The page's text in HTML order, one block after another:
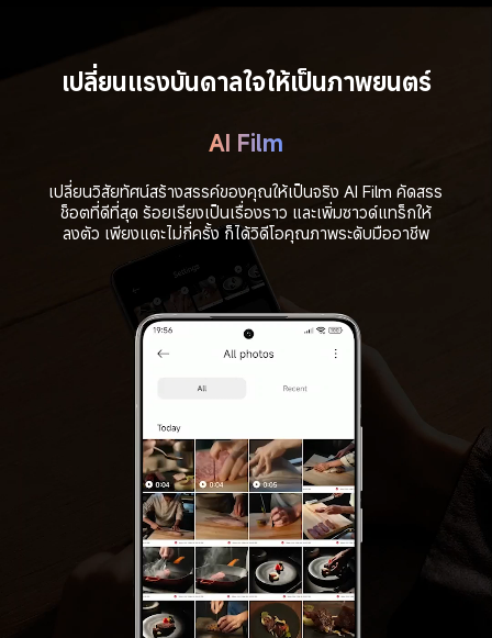
เปลี่ยนแรงบันดาลใจให้เป็นภาพยนตร์
AI Film
เปลี่ยนวิสัยทัศน์สร้างสรรค์ของคุณให้เป็นจริง AI Film คัดสรร
ช็อตที่ดีที่สุด ร้อยเรียงเป็นเรื่องราว และเพิ่มซาวด์แทร็กให้
ลงตัว เพียงแตะไม่กี่ครั้ง ก็ได้วิดีโอคุณภาพระดับมืออาชีพ